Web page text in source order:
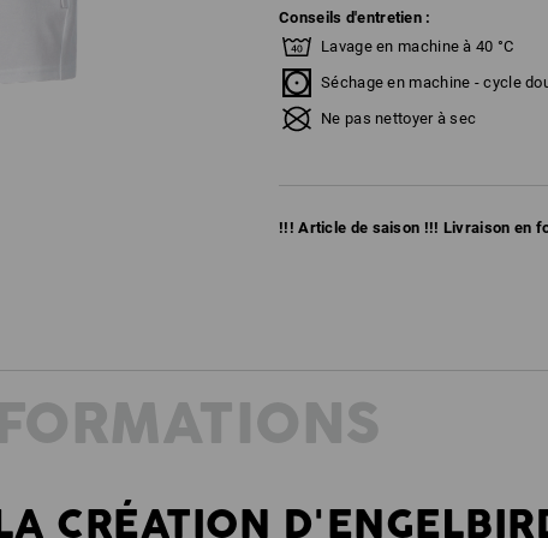
Conseils d'entretien :
Lavage en machine à 40 °C
Séchage en machine - cycle
Ne pas nettoyer à sec
!!! Article de saison !!! Livraison en
CRÉATION